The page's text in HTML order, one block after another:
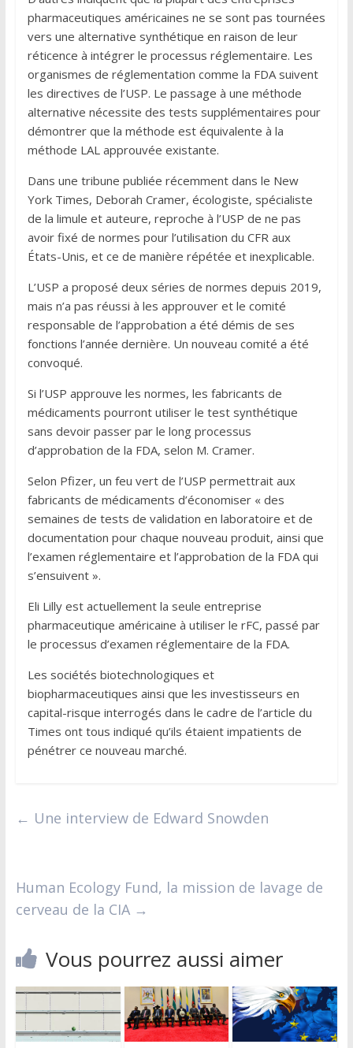
pharmaceutiques américaines ne se sont pas tournées
vers une alternative synthétique en raison de leur
réticence à intégrer le processus réglementaire. Les
organismes de réglementation comme la FDA suivent
les directives de l’USP. Le passage à une méthode
alternative nécessite des tests supplémentaires pour
démontrer que la méthode est équivalente à la
méthode LAL approuvée existante.
Dans une tribune publiée récemment dans le New
York Times, Deborah Cramer, écologiste, spécialiste
de la limule et auteure, reproche à l’USP de ne pas
avoir fixé de normes pour l’utilisation du CFR aux
États-Unis, et ce de manière répétée et inexplicable.
L’USP a proposé deux séries de normes depuis 2019,
mais n’a pas réussi à les approuver et le comité
responsable de l’approbation a été démis de ses
fonctions l’année dernière. Un nouveau comité a été
convoqué.
Si l’USP approuve les normes, les fabricants de
médicaments pourront utiliser le test synthétique
sans devoir passer par le long processus
d’approbation de la FDA, selon M. Cramer.
Selon Pfizer, un feu vert de l’USP permettrait aux
fabricants de médicaments d’économiser « des
semaines de tests de validation en laboratoire et de
documentation pour chaque nouveau produit, ainsi que
l’examen réglementaire et l’approbation de la FDA qui
s’ensuivent ».
Eli Lilly est actuellement la seule entreprise
pharmaceutique américaine à utiliser le rFC, passé par
le processus d’examen réglementaire de la FDA.
Les sociétés biotechnologiques et
biopharmaceutiques ainsi que les investisseurs en
capital-risque interrogés dans le cadre de l’article du
Times ont tous indiqué qu’ils étaient impatients de
pénétrer ce nouveau marché.
← Une interview de Edward Snowden
Human Ecology Fund, la mission de lavage de
cerveau de la CIA →
Vous pourrez aussi aimer